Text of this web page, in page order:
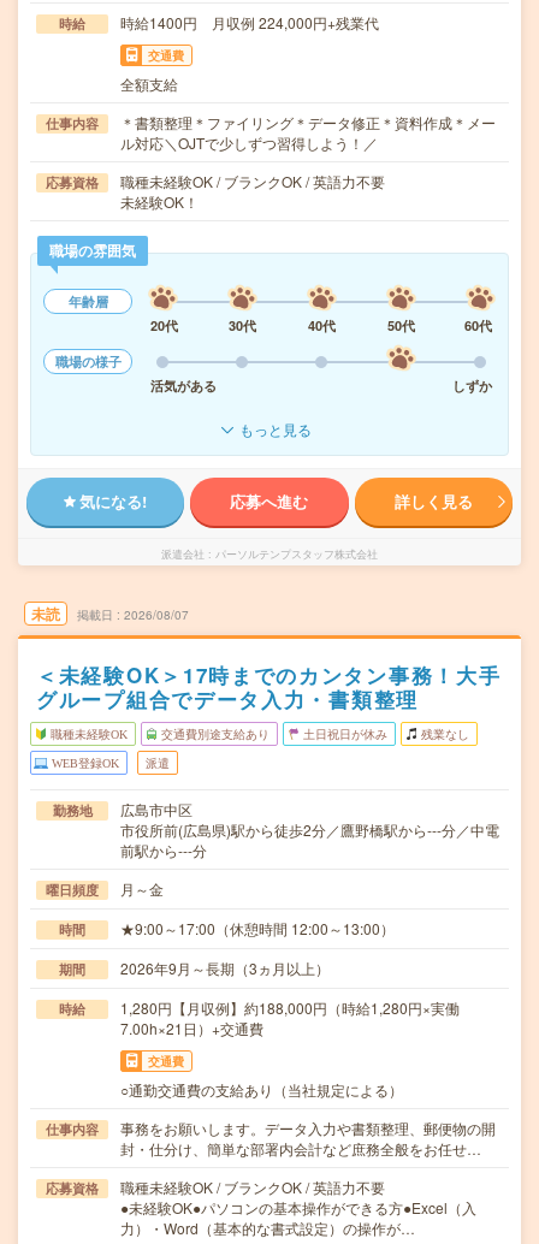
時給 時給1400円 月収例 224,000円+残業代
交通費
全額支給
仕事内容
＊書類整理＊ファイリング＊データ修正＊資料作成＊メー
ル対応＼OJTで少しずつ習得しよう！／
応募資格
職種未経験OK / ブランクOK / 英語力不要
未経験OK！
職場の雰囲気
年齢層
20代
30代 40代 50代
60代
職場の様子
活気がある
しずか
もっと見る
気になる! 応募へ進む 詳しく見る
派遣会社 パーソルテンプスタッフ株式会社
未読 掲載日 2026/08/07
＜未経験OK＞17時までのカンタン事務！大手
グループ組合でデータ入力・書類整理
職種未経験OK 交通費別途支給あり 土日祝日が休み 残業なし
WEB登録OK 派遣
勤務地
広島市中区
市役所前(広島県)駅から徒歩2分／鷹野橋駅から---分／中電
前駅から---分
曜日頻度 月～金
時間 ★9:00～17:00（休憩時間 12:00～13:00）
期間 2026年9月～長期（3ヵ月以上）
時給
1,280円【月収例】約188,000円（時給1,280円×実働
7.00h×21日）+交通費
交通費
○通勤交通費の支給あり（当社規定による）
仕事内容
事務をお願いします。データ入力や書類整理、郵便物の開
封・仕分け、簡単な部署内会計など庶務全般をお任せ…
応募資格
職種未経験OK / ブランクOK / 英語力不要
●未経験OK●パソコンの基本操作ができる方●Excel（入
力）・Word（基本的な書式設定）の操作が…